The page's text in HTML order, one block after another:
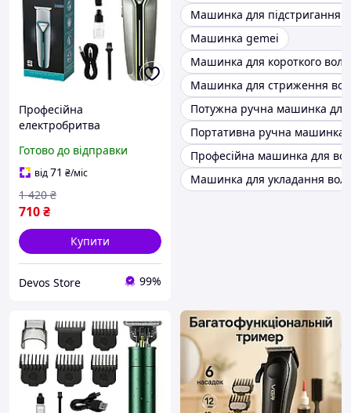
Професійна
електробритва
Портативна ручна
машинка для стрижки
волосся, DVS
Готово до відправки
від71 ₴/міс
710₴
1 420 ₴
Купити
Devos Store 99%
Машинка для підстригання
Машинка gemei
Машинка для короткого
Машинка для стриження
Потужна ручна машинка для
Портативна ручна машинка
Професійна машинка для
Машинка для укладання